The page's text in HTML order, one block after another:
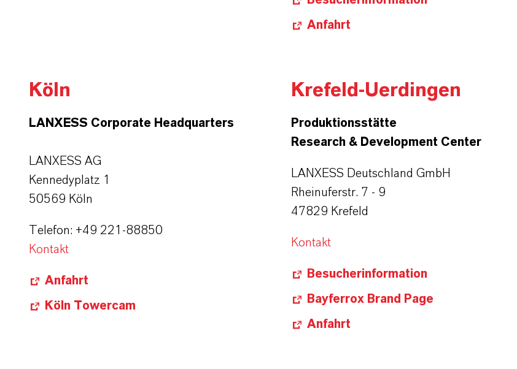
Anfahrt
Köln
LANXESS Corporate Headquarters
LANXESS AG
Kennedyplatz 1
50569 Köln
Telefon: +49 221-88850
Kontakt
Anfahrt
Köln Towercam
Krefeld-Uerdingen
Produktionsstätte
Research & Development Center
LANXESS Deutschland GmbH
Rheinuferstr. 7 - 9
47829 Krefeld
Kontakt
Besucherinformation
Bayferrox Brand Page
Anfahrt